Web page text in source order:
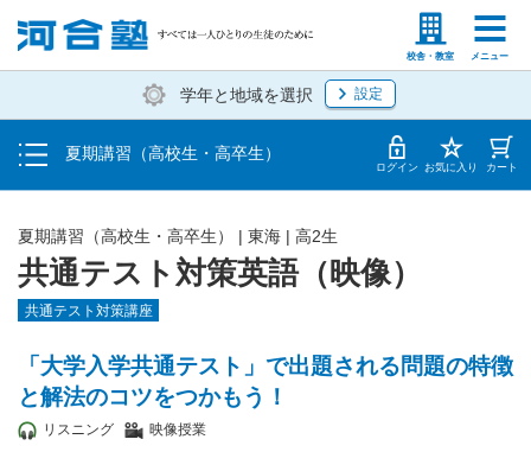
校舎・教室 メニュー
塾生の方 高等学校の先生
学年と地域を選択 設定
夏期講習（高校生・高卒生）
受講料・お申し込み方法
受講開始までの流れ
校舎・教室一覧 ログイン お気に入り カート
共通テスト対策英語（映像）
夏期講習（高校生・高卒生） | 東海 | 高2生
共通テスト対策講座
「大学入学共通テスト」で出題される問題の特徴
と解法のコツをつかもう！
リスニング 映像授業